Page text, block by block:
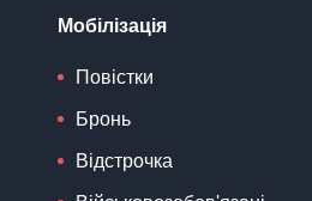
Мобілізація
Повістки
Бронь
Відстрочка